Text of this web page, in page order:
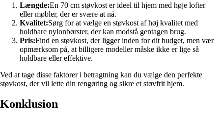
Længde:En 70 cm støvkost er ideel til hjem med høje lofter
eller møbler, der er svære at nå.
Kvalitet:Sørg for at vælge en støvkost af høj kvalitet med
holdbare nylonbørster, der kan modstå gentagen brug.
Pris:Find en støvkost, der ligger inden for dit budget, men vær
opmærksom på, at billigere modeller måske ikke er lige så
holdbare eller effektive.
Ved at tage disse faktorer i betragtning kan du vælge den perfekte
støvkost, der vil lette din rengøring og sikre et støvfrit hjem.
Konklusion